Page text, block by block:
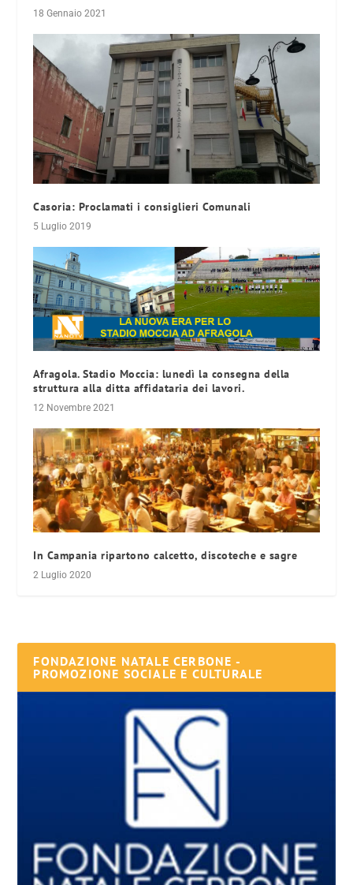
18 Gennaio 2021
Casoria: Proclamati i consiglieri Comunali
5 Luglio 2019
Afragola. Stadio Moccia: lunedì la consegna della
struttura alla ditta affidataria dei lavori.
12 Novembre 2021
In Campania ripartono calcetto, discoteche e sagre
2 Luglio 2020
FONDAZIONE NATALE CERBONE -
PROMOZIONE SOCIALE E CULTURALE